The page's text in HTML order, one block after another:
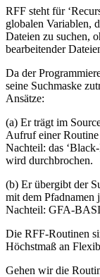
RFF steht für
globalen Variablen,
Dateien zu suchen,
bearbeitender
Da der
seine Suchmaske
Ansätze:
(a) Er trägt im
Aufruf einer
Nachteil: das
wird durchbrochen.
(b) Er übergibt der
mit dem Pfadnamen
Nachteil: GFA-
Die RFF-Routinen
Höchstmaß an
Gehen wir die